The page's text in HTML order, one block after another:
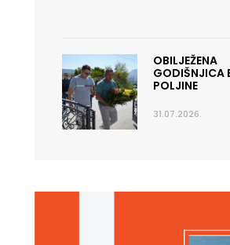
OBILJEŽENA
GODIŠNJICA
POLJINE
31.07.2026.